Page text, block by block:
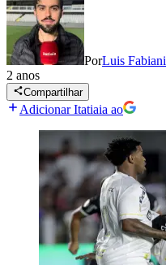
PorLuis Fabiani
2 anos
Compartilhar
Adicionar Itatiaia ao